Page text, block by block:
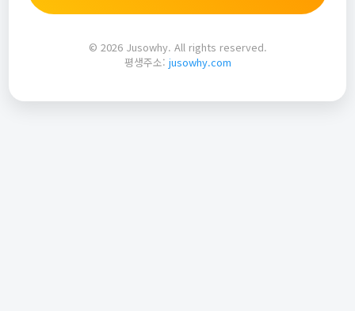
© 2026 Jusowhy. All rights reserved.
평생주소: jusowhy.com